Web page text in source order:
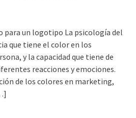
para un logotipo La psicología del
que tiene el color en los
y la capacidad que tiene de
reacciones y emociones.
de los colores en marketing,